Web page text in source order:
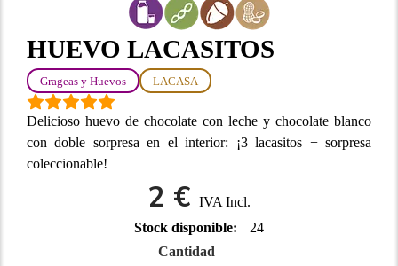
HUEVO LACASITOS
Grageas y Huevos LACASA
Delicioso huevo de chocolate con leche y chocolate blanco
con doble sorpresa en el interior: ¡3 lacasitos + sorpresa
coleccionable!
2 € IVA Incl.
Stock disponible:
24
Cantidad